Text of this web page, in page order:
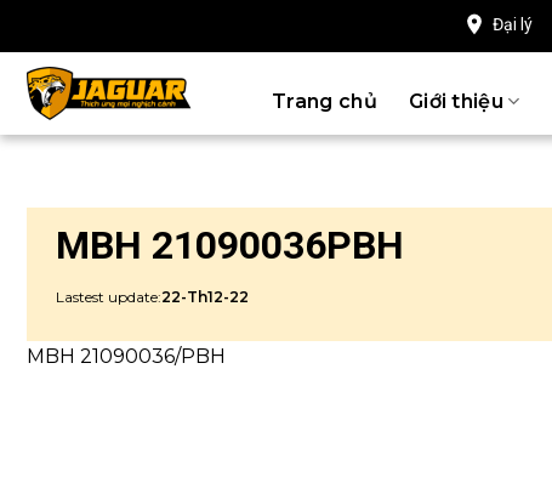
dung
Đại lý
Trang chủ Giới thiệu
MBH 21090036PBH
Lastest update:22-Th12-22
MBH 21090036/PBH